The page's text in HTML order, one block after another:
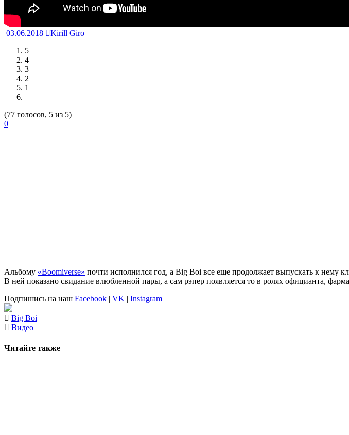
03.06.2018
Kirill Giro
5
4
3
2
1
(77 голосов, 5 из 5)
0
Альбому «Boomiverse» почти исполнился год, а Big Boi все еще продолжает выпускать к нему
В ней показано свидание влюбленной пары, а сам рэпер появляется то в ролях официанта,
Подпишись на наш Facebook | VK | Instagram
Big Boi
Видео
Читайте также